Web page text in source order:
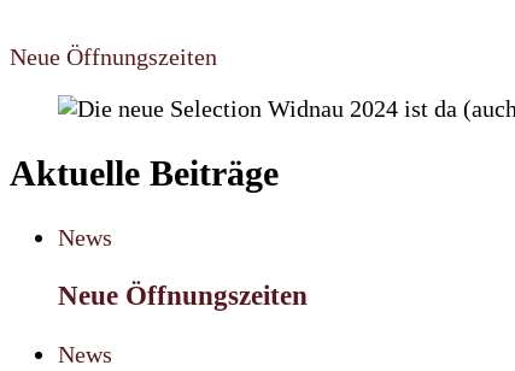
Neue Öffnungszeiten
Aktuelle Beiträge
News
Neue Öffnungszeiten
News